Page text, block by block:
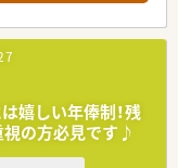
嬉しい年俸制！残
視の方必見です♪